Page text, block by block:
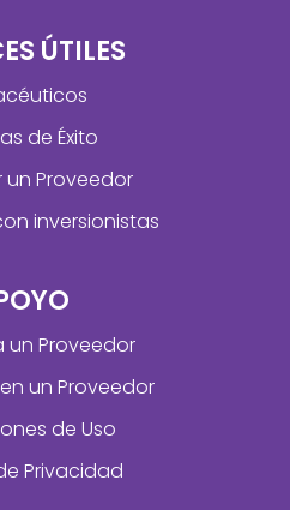
ÚTILES
de Éxito
un Proveedor
inversionistas
un Proveedor
un Proveedor
de Uso
Privacidad